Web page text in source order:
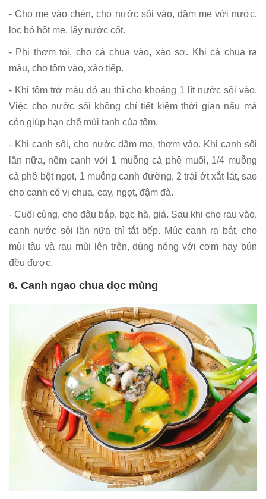
- Cho me vào chén, cho nước sôi vào, dầm me với nước,
lọc bỏ hột me, lấy nước cốt.
- Phi thơm tỏi, cho cà chua vào, xào sơ. Khi cà chua ra
màu, cho tôm vào, xào tiếp.
- Khi tôm trở màu đỏ au thì cho khoảng 1 lít nước sôi vào.
Việc cho nước sôi không chỉ tiết kiệm thời gian nấu mà
còn giúp hạn chế mùi tanh của tôm.
- Khi canh sôi, cho nước dầm me, thơm vào. Khi canh sôi
lần nữa, nêm canh với 1 muỗng cà phê muối, 1/4 muỗng
cà phê bột ngọt, 1 muỗng canh đường, 2 trái ớt xắt lát, sao
cho canh có vị chua, cay, ngọt, đậm đà.
- Cuối cùng, cho đậu bắp, bạc hà, giá. Sau khi cho rau vào,
canh nước sôi lần nữa thì tắt bếp. Múc canh ra bát, cho
mùi tàu và rau mùi lên trên, dùng nóng với cơm hay bún
đều được.
6. Canh ngao chua dọc mùng